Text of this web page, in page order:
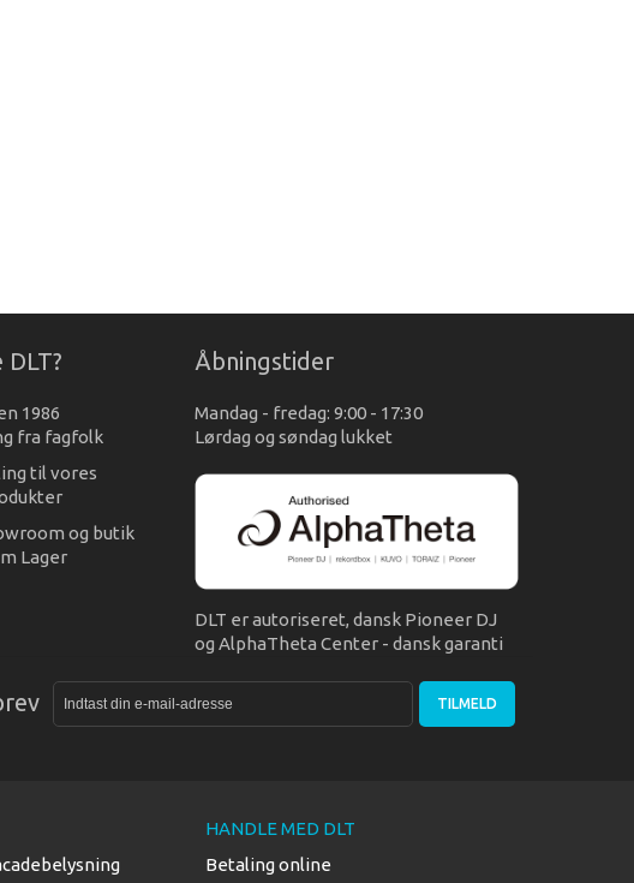
1986
fra fagfolk
til vores
og butik
Lager
Åbningstider
Mandag - fredag: 9:00 - 17:30
Lørdag og søndag lukket
DLT er autoriseret, dansk Pioneer DJ
og AlphaTheta Center - dansk garanti
TILMELD
HANDLE MED DLT
Betaling online